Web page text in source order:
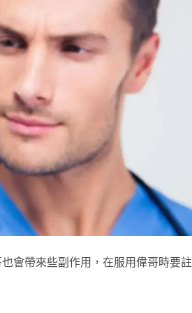
會帶來些副作用，在服用偉哥時要